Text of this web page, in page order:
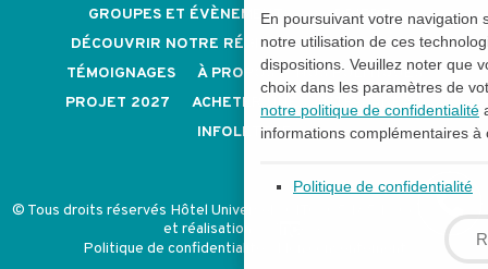
GROUPES ET ÉVÈNEMENTS
CARRIÈRES
DÉCOUVRIR NOTRE RÉGION
NOUS JOINDRE
TÉMOIGNAGES
À PROPOS
NOS POLITIQUES
PROJET 2027
ACHETER UNE CARTE-CADEAU
INFOLETTRE
© Tous droits réservés Hôtel Universel - CITQ: 054854 -
Conception
et réalisation
Politique de confidentialité
En poursuivant votre navigation
notre utilisation de ces
dispositions. Veuillez noter que
choix dans les paramètres de
notre politique de confidentialité
informations complémentaires à
Politique de confidentialité